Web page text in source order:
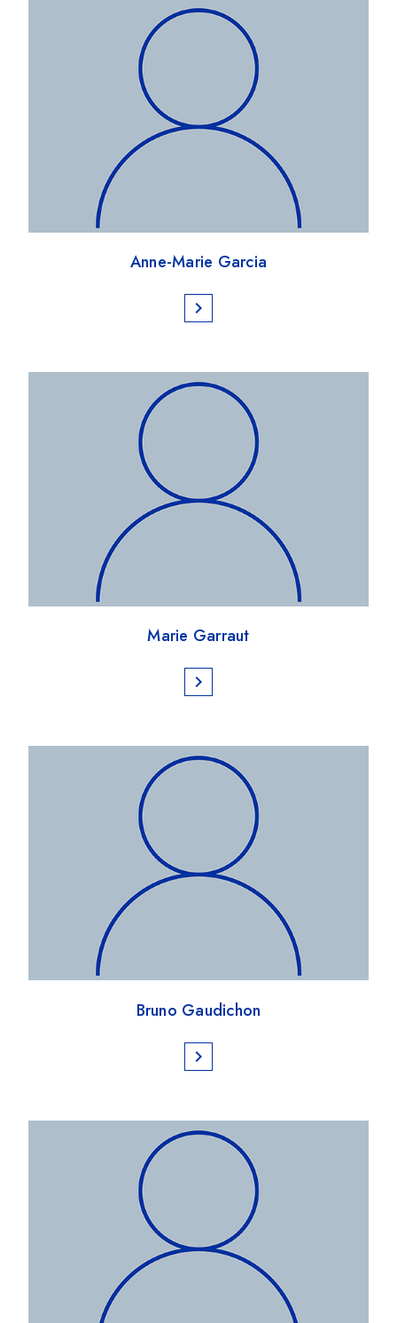
Anne-Marie Garcia
chevron_right
Marie Garraut
chevron_right
Bruno Gaudichon
chevron_right